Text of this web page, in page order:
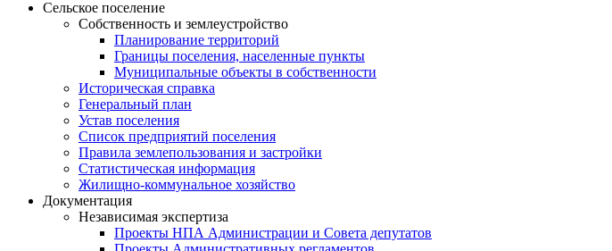
Сельское поселение
Собственность и землеустройство
Планирование территорий
Границы поселения, населенные пункты
Муниципальные объекты в собственности
Историческая справка
Генеральный план
Устав поселения
Список предприятий поселения
Правила землепользования и застройки
Статистическая информация
Жилищно-коммунальное хозяйство
Документация
Независимая экспертиза
Проекты НПА Администрации и Совета депутатов